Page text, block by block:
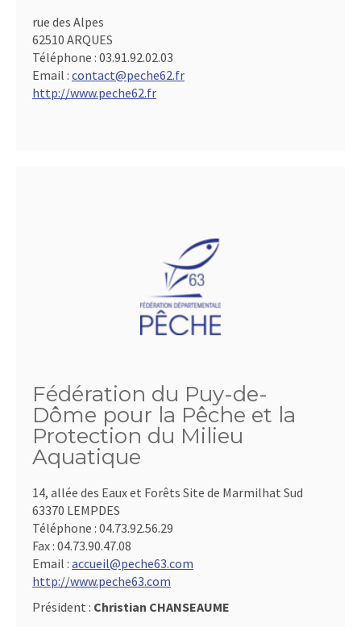
rue des Alpes
62510 ARQUES
Téléphone : 03.91.92.02.03
Email : contact@peche62.fr
http://www.peche62.fr
Fédération du Puy-de-
Dôme pour la Pêche et la
Protection du Milieu
Aquatique
14, allée des Eaux et Forêts Site de Marmilhat Sud
63370 LEMPDES
Téléphone : 04.73.92.56.29
Fax : 04.73.90.47.08
Email : accueil@peche63.com
http://www.peche63.com
Président : Christian CHANSEAUME